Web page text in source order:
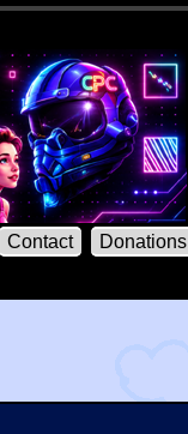
Contact Donations